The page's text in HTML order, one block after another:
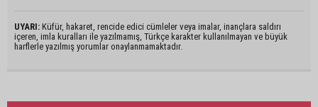
UYARI: Küfür, hakaret, rencide edici cümleler veya imalar, inançlara saldırı
içeren, imla kuralları ile yazılmamış, Türkçe karakter kullanılmayan ve büyük
harflerle yazılmış yorumlar onaylanmamaktadır.